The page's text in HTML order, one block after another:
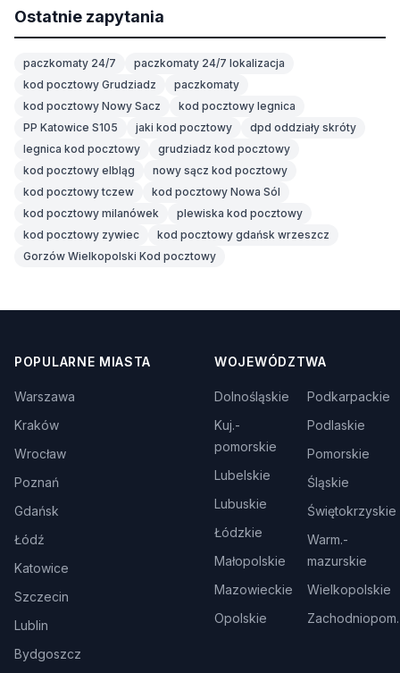
Ostatnie zapytania
paczkomaty 24/7
paczkomaty 24/7 lokalizacja
kod pocztowy Grudziadz
paczkomaty
kod pocztowy Nowy Sacz
kod pocztowy legnica
PP Katowice S105
jaki kod pocztowy
dpd oddziały skróty
legnica kod pocztowy
grudziadz kod pocztowy
kod pocztowy elbląg
nowy sącz kod pocztowy
kod pocztowy tczew
kod pocztowy Nowa Sól
kod pocztowy milanówek
plewiska kod pocztowy
kod pocztowy zywiec
kod pocztowy gdańsk wrzeszcz
Gorzów Wielkopolski Kod pocztowy
POPULARNE MIASTA
Warszawa
Kraków
Wrocław
Poznań
Gdańsk
Łódź
Katowice
Szczecin
Lublin
Bydgoszcz
WOJEWÓDZTWA
Dolnośląskie
Kuj.-
pomorskie
Lubelskie
Lubuskie
Łódzkie
Małopolskie
Mazowieckie
Opolskie
Podkarpackie
Podlaskie
Pomorskie
Śląskie
Świętokrzyskie
Warm.-
mazurskie
Wielkopolskie
Zachodniopom.